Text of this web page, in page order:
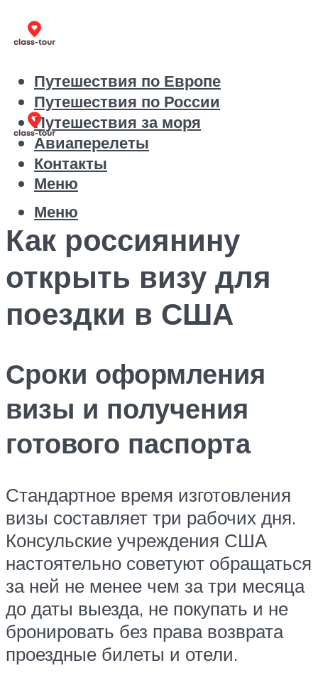
Путешествия по Европе
Путешествия по России
Путешествия за моря
Авиаперелеты
Контакты
Меню
Меню
Как россиянину
открыть визу для
поездки в США
Сроки оформления
визы и получения
готового паспорта
Стандартное время изготовления
визы составляет три рабочих дня.
Консульские учреждения США
настоятельно советуют обращаться
за ней не менее чем за три месяца
до даты выезда, не покупать и не
бронировать без права возврата
проездные билеты и отели.